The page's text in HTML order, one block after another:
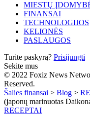
MIESTŲ
FINANSAI
TECHNOLOGIJOS
KELIONĖS
PASLAUGOS
Turite paskyrą? Prisijungti
Sekite mus
© 2022 Foxiz News
Reserved.
Šalies finansai > Blog >
(japonų marinuotas
RECEPTAI